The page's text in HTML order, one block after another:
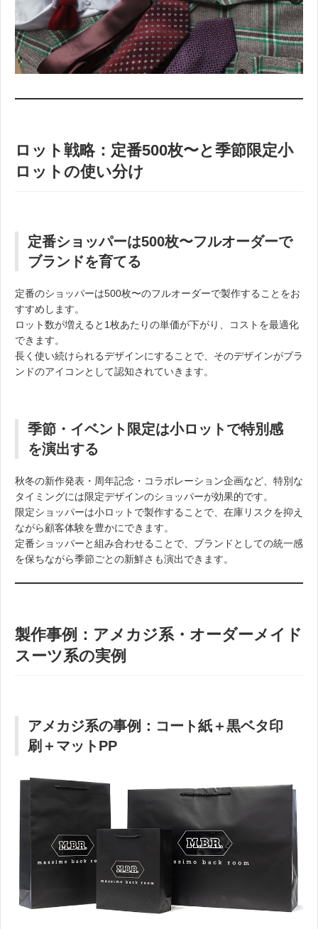
ロット戦略：定番500枚〜と季節限定小
ロットの使い分け
定番ショッパーは500枚〜フルオーダーで
ブランドを育てる
定番のショッパーは500枚〜のフルオーダーで製作することをお
すすめします。
ロット数が増えると1枚あたりの単価が下がり、コストを最適化
できます。
長く使い続けられるデザインにすることで、そのデザインがブラ
ンドのアイコンとして認知されていきます。
季節・イベント限定は小ロットで特別感
を演出する
秋冬の新作発表・周年記念・コラボレーション企画など、特別な
タイミングには限定デザインのショッパーが効果的です。
限定ショッパーは小ロットで製作することで、在庫リスクを抑え
ながら顧客体験を豊かにできます。
定番ショッパーと組み合わせることで、ブランドとしての統一感
を保ちながら季節ごとの新鮮さも演出できます。
製作事例：アメカジ系・オーダーメイド
スーツ系の実例
アメカジ系の事例：コート紙＋黒ベタ印
刷＋マットPP